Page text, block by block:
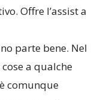
Offre l’assist a
parte bene. Nel
a qualche
comunque